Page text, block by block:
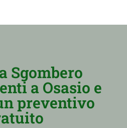
Sgombero
a Osasio e
preventivo